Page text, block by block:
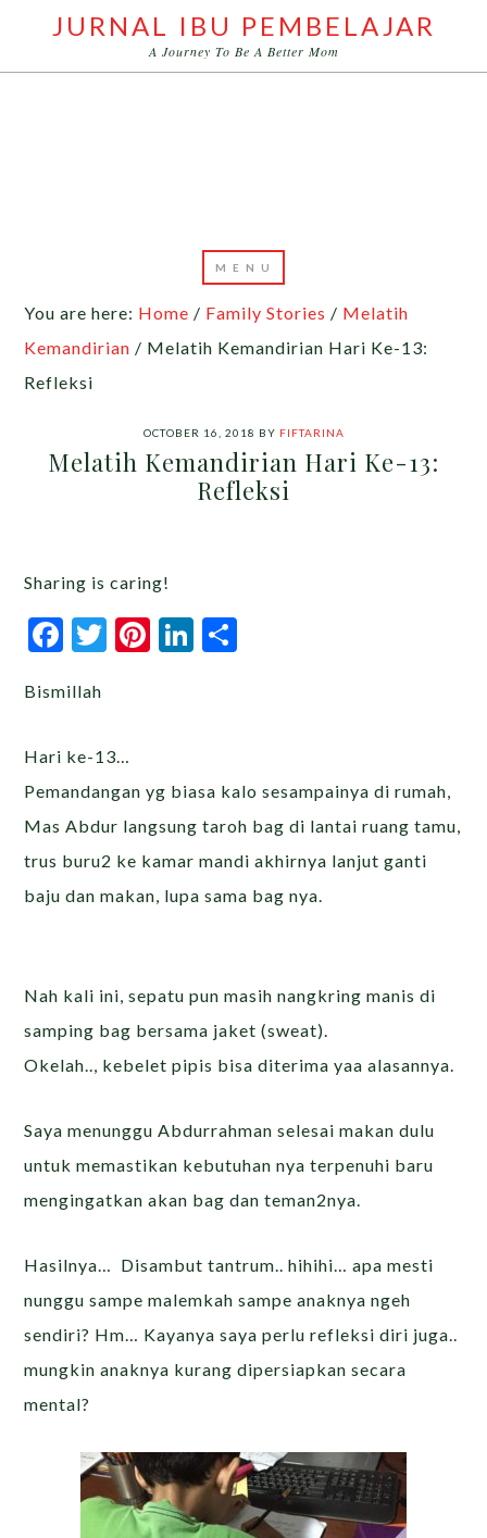
JURNAL IBU PEMBELAJAR
A Journey To Be A Better Mom
You are here: Home / Family Stories / Melatih
Kemandirian / Melatih Kemandirian Hari Ke-13:
Refleksi
OCTOBER 16, 2018 BY FIFTARINA
Melatih Kemandirian Hari Ke-13:
Refleksi
Sharing is caring!
Facebook
Twitter
Pinterest
LinkedIn
Bismillah
Hari ke-13…
Pemandangan yg biasa kalo sesampainya di rumah,
Mas Abdur langsung taroh bag di lantai ruang tamu,
trus buru2 ke kamar mandi akhirnya lanjut ganti
baju dan makan, lupa sama bag nya.
Nah kali ini, sepatu pun masih nangkring manis di
samping bag bersama jaket (sweat).
Okelah.., kebelet pipis bisa diterima yaa alasannya.
Saya menunggu Abdurrahman selesai makan dulu
untuk memastikan kebutuhan nya terpenuhi baru
mengingatkan akan bag dan teman2nya.
Hasilnya… Disambut tantrum.. hihihi… apa mesti
nunggu sampe malemkah sampe anaknya ngeh
sendiri? Hm… Kayanya saya perlu refleksi diri juga..
mungkin anaknya kurang dipersiapkan secara
mental?